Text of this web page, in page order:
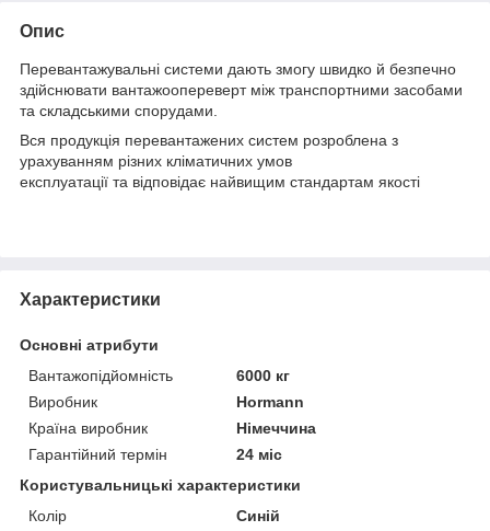
Опис
Перевантажувальні системи дають змогу швидко й безпечно
здійснювати вантажоопереверт між транспортними засобами
та складськими спорудами.
Вся продукція перевантажених систем розроблена з
урахуванням різних кліматичних умов
експлуатації та відповідає найвищим стандартам якості
Характеристики
Основні атрибути
Вантажопідйомність
6000 кг
Виробник
Hormann
Країна виробник
Німеччина
Гарантійний термін
24 міс
Користувальницькі характеристики
Колір
Синій